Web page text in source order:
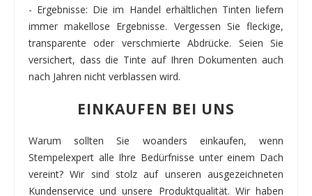
- Ergebnisse: Die im Handel erhältlichen Tinten liefern
immer makellose Ergebnisse. Vergessen Sie fleckige,
transparente oder verschmierte Abdrücke. Seien Sie
versichert, dass die Tinte auf Ihren Dokumenten auch
nach Jahren nicht verblassen wird.
EINKAUFEN BEI UNS
Warum sollten Sie woanders einkaufen, wenn
Stempelexpert alle Ihre Bedürfnisse unter einem Dach
vereint? Wir sind stolz auf unseren ausgezeichneten
Kundenservice und unsere Produktqualität. Wir haben